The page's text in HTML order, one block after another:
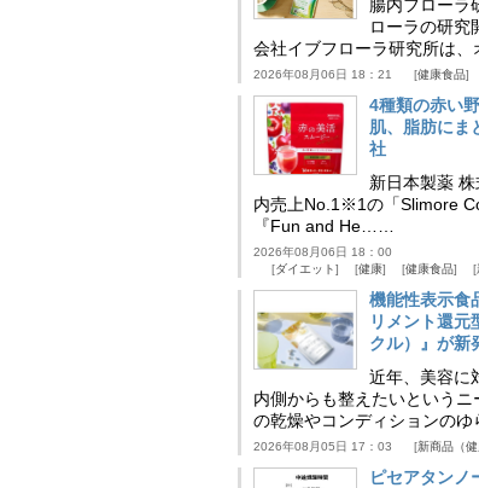
腸内フローラ
ローラの研究
会社イブフローラ研究所は
2026年08月06日 18：21 健康食品
4種類の赤い
肌、脂肪にま
社
新日本製薬
内売上No.1※1の「Slimore
『Fun and He……
2026年08月06日 18：00
ダイエット
健康 健康食品
機能性表示食
リメント還
クル）』が新
近年、美容に
内側からも整えたいという
の乾燥やコンディションの
2026年08月05日 17：03 新商品（健
ピセアタンノ